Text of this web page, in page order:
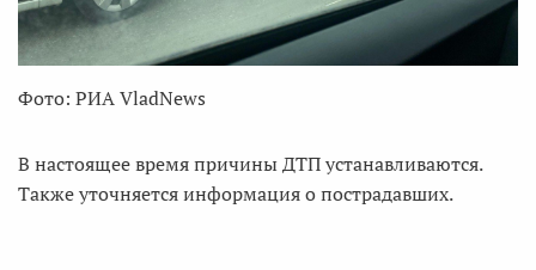
Фото: РИА VladNews
В настоящее время причины ДТП устанавливаются.
Также уточняется информация о пострадавших.